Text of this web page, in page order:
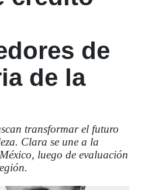
de
de la
transformar el futuro
Clara se une a la
luego de evaluación